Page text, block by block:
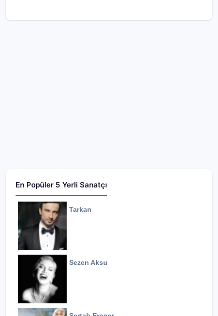
En Popüler 5 Yerli Sanatçı
Tarkan
Sezen Aksu